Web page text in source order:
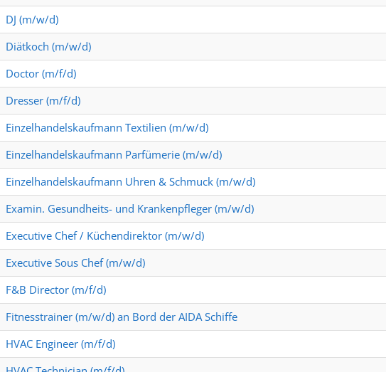
DJ (m/w/d)
Diätkoch (m/w/d)
Doctor (m/f/d)
Dresser (m/f/d)
Einzelhandelskaufmann Textilien (m/w/d)
Einzelhandelskaufmann Parfümerie (m/w/d)
Einzelhandelskaufmann Uhren & Schmuck (m/w/d)
Examin. Gesundheits- und Krankenpfleger (m/w/d)
Executive Chef / Küchendirektor (m/w/d)
Executive Sous Chef (m/w/d)
F&B Director (m/f/d)
Fitnesstrainer (m/w/d) an Bord der AIDA Schiffe
HVAC Engineer (m/f/d)